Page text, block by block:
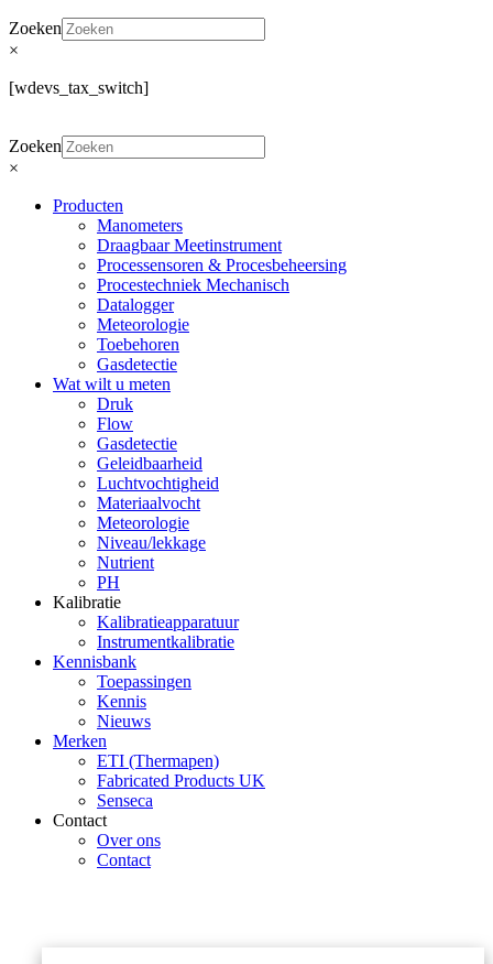
Zoeken
×
[wdevs_tax_switch]
Zoeken
×
Producten
Manometers
Draagbaar Meetinstrument
Processensoren & Procesbeheersing
Procestechniek Mechanisch
Datalogger
Meteorologie
Toebehoren
Gasdetectie
Wat wilt u meten
Druk
Flow
Gasdetectie
Geleidbaarheid
Luchtvochtigheid
Materiaalvocht
Meteorologie
Niveau/lekkage
Nutrient
PH
Kalibratie
Kalibratieapparatuur
Instrumentkalibratie
Kennisbank
Toepassingen
Kennis
Nieuws
Merken
ETI (Thermapen)
Fabricated Products UK
Senseca
Contact
Over ons
Contact